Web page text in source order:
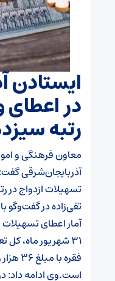
ایستادن
در اعطای
رتبه
معاون فرهنگی و
آذربایجان‌شرقی
تسهیلات ازدواج در
تقی‌زاده در گفت‌وگو
آمار اعطای تسهیلات
است.وی ادامه